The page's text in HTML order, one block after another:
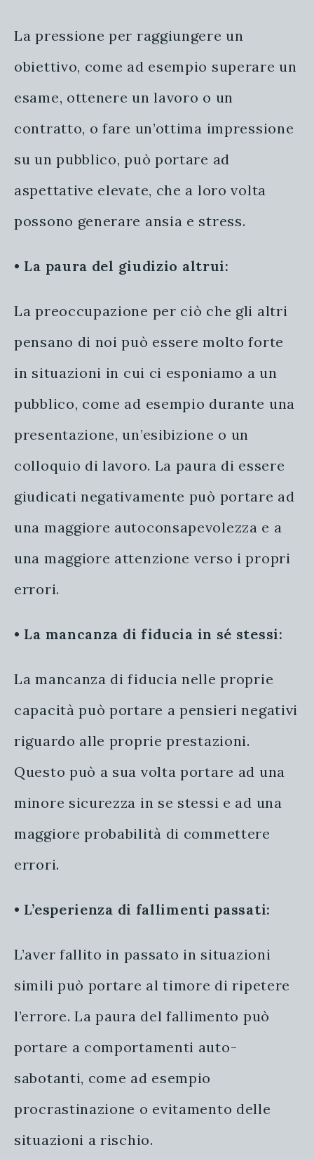
La pressione per raggiungere un
obiettivo, come ad esempio superare un
esame, ottenere un lavoro o un
contratto, o fare un’ottima impressione
su un pubblico, può portare ad
aspettative elevate, che a loro volta
possono generare ansia e stress.
• La paura del giudizio altrui:
La preoccupazione per ciò che gli altri
pensano di noi può essere molto forte
in situazioni in cui ci esponiamo a un
pubblico, come ad esempio durante una
presentazione, un’esibizione o un
colloquio di lavoro. La paura di essere
giudicati negativamente può portare ad
una maggiore autoconsapevolezza e a
una maggiore attenzione verso i propri
errori.
• La mancanza di fiducia in sé stessi:
La mancanza di fiducia nelle proprie
capacità può portare a pensieri negativi
riguardo alle proprie prestazioni.
Questo può a sua volta portare ad una
minore sicurezza in se stessi e ad una
maggiore probabilità di commettere
errori.
• L’esperienza di fallimenti passati:
L’aver fallito in passato in situazioni
simili può portare al timore di ripetere
l’errore. La paura del fallimento può
portare a comportamenti auto-
sabotanti, come ad esempio
procrastinazione o evitamento delle
situazioni a rischio.